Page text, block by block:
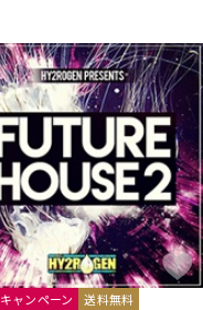
キャンペーン 送料無料